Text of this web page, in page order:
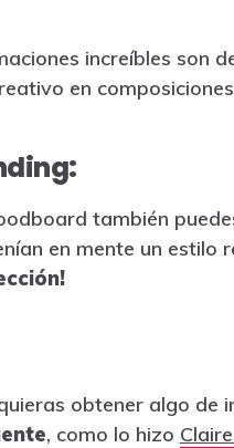
increíbles son
en
también
en mente un estilo
obtener algo de
, como lo hizo